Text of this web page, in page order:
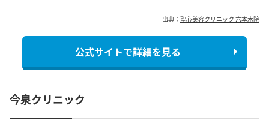
出典： 聖心美容クリニック 六本木院
公式サイトで詳細を見る
今泉クリニック